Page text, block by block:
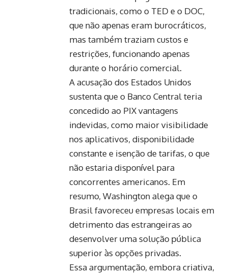
tradicionais, como o TED e o DOC,
que não apenas eram burocráticos,
mas também traziam custos e
restrições, funcionando apenas
durante o horário comercial.
A acusação dos Estados Unidos
sustenta que o Banco Central teria
concedido ao PIX vantagens
indevidas, como maior visibilidade
nos aplicativos, disponibilidade
constante e isenção de tarifas, o que
não estaria disponível para
concorrentes americanos. Em
resumo, Washington alega que o
Brasil favoreceu empresas locais em
detrimento das estrangeiras ao
desenvolver uma solução pública
superior às opções privadas.
Essa argumentação, embora criativa,